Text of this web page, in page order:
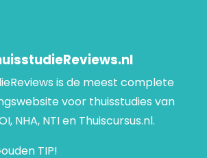
is de meest complete
voor thuisstudies van
NHA, NTI en Thuiscursus.nl.
TIP!